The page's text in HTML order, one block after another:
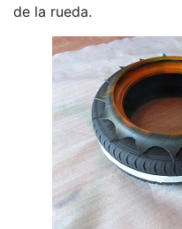
de la rueda.